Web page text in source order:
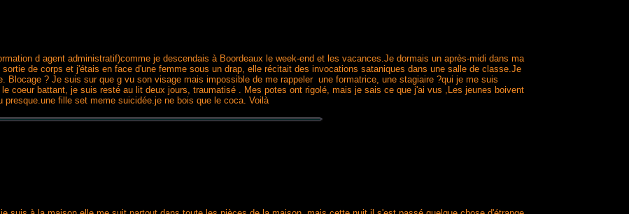
d agent administratif)comme je descendais à Boordeaux le week-end et les vacances.Je dormais un après-midi dans ma
de corps et j'étais en face d'une femme sous un drap, elle récitait des invocations sataniques dans une salle de classe.Je
Blocage ? Je suis sur que g vu son visage mais impossible de me rappeler une formatrice, une stagiaire ?qui je me suis
coeur battant, je suis resté au lit deux jours, traumatisé . Mes potes ont rigolé, mais je sais ce que j'ai vus ,Les jeunes boivent
presque.une fille set meme suicidée.je ne bois que le coca. Voilà